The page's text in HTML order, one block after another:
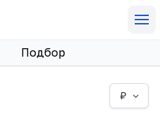
Подбор
₽